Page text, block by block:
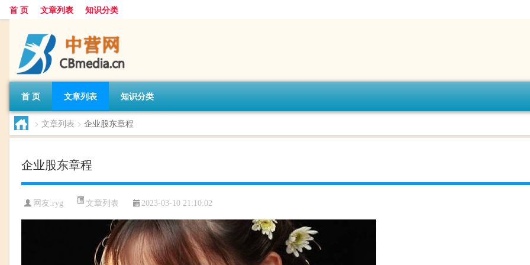
首 页 文章列表 知识分类
首 页 文章列表 知识分类
> 文章列表 > 企业股东章程
企业股东章程
网友:ryg 文章列表 2023-03-10 21:10:02